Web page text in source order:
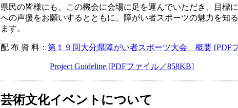
県民の皆様にも、この機会に会場に足を運んでいただき、目標
への声援をお願いするとともに、障がい者スポーツの魅力を知
ます。
配 布 資 料： 第１９回大分県障がい者スポーツ大会 概要 [PDF
Project Guideline [PDFファイル／858KB]
芸術文化イベントについて